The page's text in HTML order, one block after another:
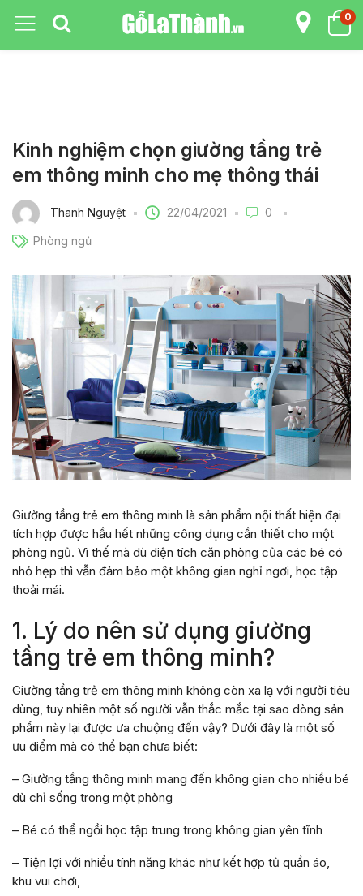
0
Kinh nghiệm chọn giường tầng trẻ
em thông minh cho mẹ thông thái
Thanh Nguyệt 22/04/2021 0
Phòng ngủ
Giường tầng trẻ em thông minh là sản phẩm nội thất hiện đại
tích hợp được hầu hết những công dụng cần thiết cho một
phòng ngủ. Vì thế mà dù diện tích căn phòng của các bé có
nhỏ hẹp thì vẫn đảm bảo một không gian nghỉ ngơi, học tập
thoải mái.
1. Lý do nên sử dụng giường
tầng trẻ em thông minh?
Giường tầng trẻ em thông minh không còn xa lạ với người tiêu
dùng, tuy nhiên một số người vẫn thắc mắc tại sao dòng sản
phẩm này lại được ưa chuộng đến vậy? Dưới đây là một số
ưu điểm mà có thể bạn chưa biết:
– Giường tầng thông minh mang đến không gian cho nhiều bé
dù chỉ sống trong một phòng
– Bé có thể ngồi học tập trung trong không gian yên tĩnh
– Tiện lợi với nhiều tính năng khác như kết hợp tủ quần áo,
khu vui chơi,